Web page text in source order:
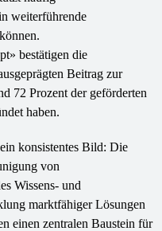
weiterführende
bestätigen die
Beitrag zur
72 Prozent der geförderten
haben.
konsistentes Bild: Die
von
Wissens- und
marktfähiger Lösungen
einen zentralen Baustein für